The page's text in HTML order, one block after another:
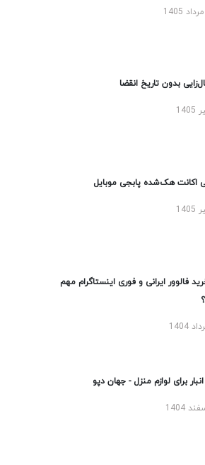
بدون تاریخ انقضا
اکانت هک‌شده پابجی موبایل
فالوور ایرانی و فوری اینستاگرام مهم
برای لوازم منزل - جهان دپو